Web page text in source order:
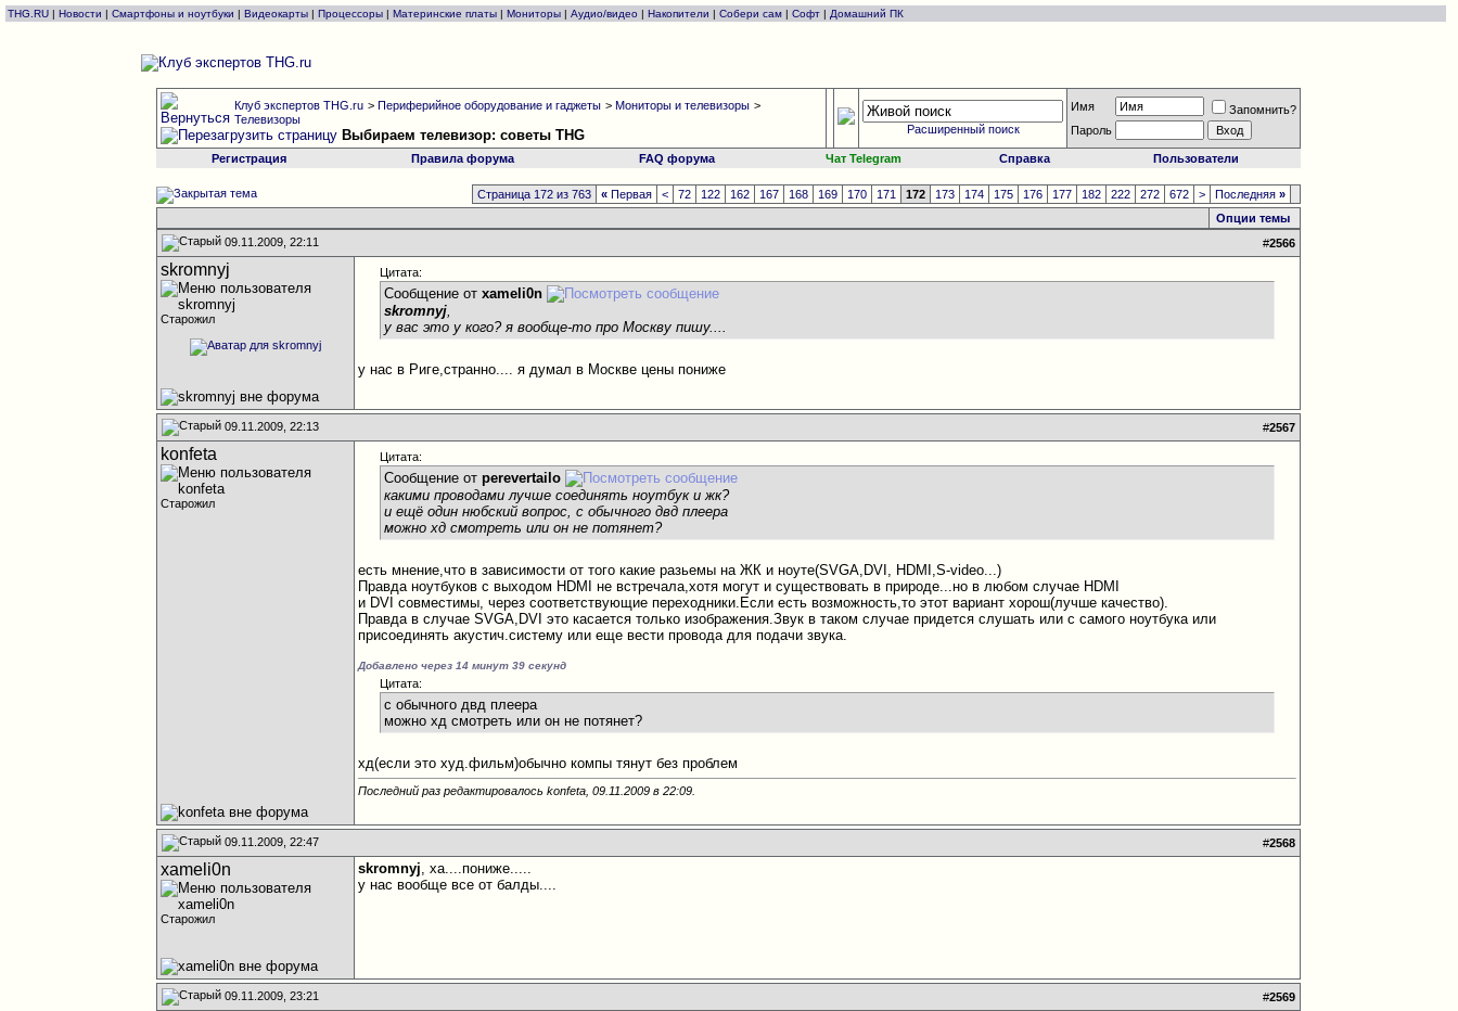
THG.RU | Новости | Смартфоны и ноутбуки | Видеокарты | Процессоры | Материнские платы | Мониторы | Аудио/видео | Накопители | Собери сам | Софт | Домашний ПК
Клуб экспертов THG.ru >Периферийное оборудование и гаджеты >Мониторы и телевизоры >
Телевизоры
Выбираем телевизор: советы THG Расширенный поиск
Имя
Запомнить?
Пароль
Регистрация Правила форума FAQ форума Чат Telegram Справка Пользователи
Страница 172 из 763 « Первая < 72 122 162 167 168 169 170 171 172 173 174 175 176 177 182 222 272 672 > Последняя»
Опции темы
09.11.2009, 22:11
#2566
skromnyj
Старожил
Цитата:
Сообщение отxameli0n
skromnyj,
у вас это у кого? я вообще-то про Москву пишу....
у нас в Риге,странно.... я думал в Москве цены пониже
09.11.2009, 22:13 #2567
konfeta
Старожил
Цитата:
Сообщение отperevertailo
какими проводами лучше соединять ноутбук и жк?
и ещё один нюбский вопрос, с обычного двд плеера
можно хд смотреть или он не потянет?
есть мнение,что в зависимости от того какие разьемы на ЖК и ноуте(SVGA,DVI, HDMI,S-video...)
Правда ноутбуков с выходом HDMI не встречала,хотя могут и существовать в природе...но в любом случае HDMI
и DVI совместимы, через соответствующие переходники.Если есть возможность,то этот вариант хорош(лучше качество).
Правда в случае SVGA,DVI это касается только изображения.Звук в таком случае придется слушать или с самого ноутбука или
присоединять акустич.систему или еще вести провода для подачи звука.
Добавлено через 14 минут 39 секунд
Цитата:
с обычного двд плеера
можно хд смотреть или он не потянет?
хд(если это худ.фильм)обычно компы тянут без проблем
Последний раз редактировалось konfeta, 09.11.2009 в22:09
09.11.2009, 22:47 #2568
xameli0n
Старожил
skromnyj, ха....пониже.....
у нас вообще все от балды....
09.11.2009, 23:21 #2569